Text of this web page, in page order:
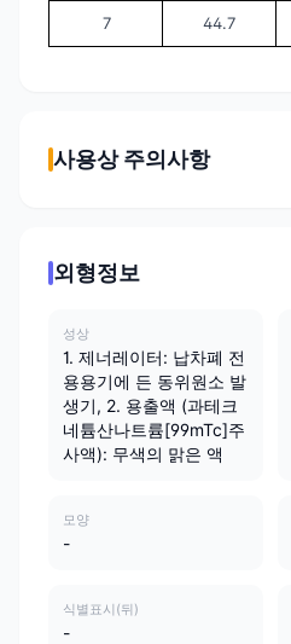
7 44.7
사용상 주의사항
외형정보
성상
1. 제너레이터: 납차폐 전
용용기에 든 동위원소 발
생기, 2. 용출액 (과테크
네튬산나트륨[99mTc]주
사액): 무색의 맑은 액
모양
-
식별표시(뒤)
-